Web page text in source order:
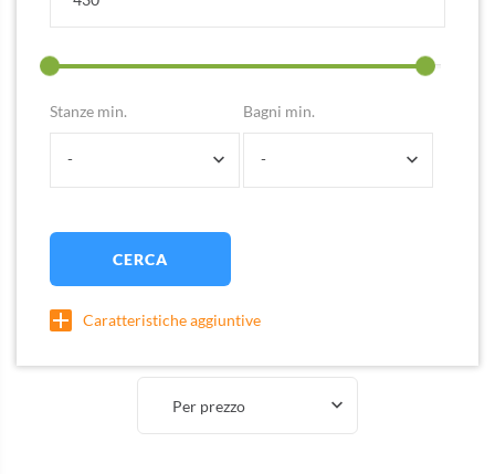
Stanze min.
-
Bagni min.
-
CERCA
Caratteristiche aggiuntive
Per prezzo